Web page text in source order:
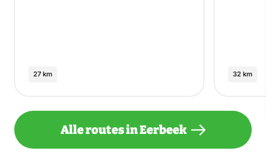
27 km 32 km
Alle routes in Eerbeek